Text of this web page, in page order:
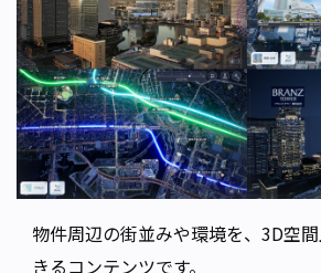
物件周辺の街並みや環境を、3D空
きるコンテンツです。